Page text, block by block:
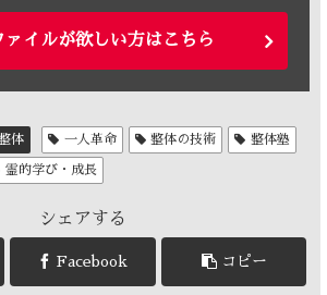
ァイルが欲しい方はこちら
体 一人革命 整体の技術 整体塾
霊的学び・成長
シェアする
Facebook コピー